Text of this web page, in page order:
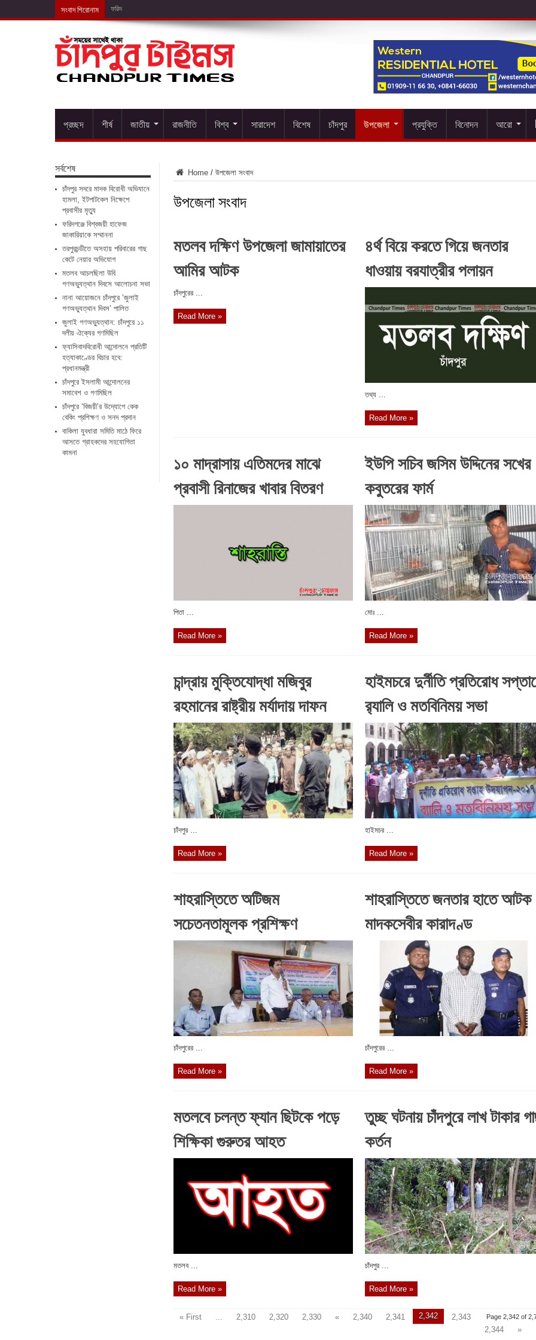
সংবাদ শিরোনাম ফরিদগঞ্জে বিশ্বজয়ী হাফেজ
প্রচ্ছদ শীর্ষ জাতীয় রাজনীতি বিশ্ব সারাদেশ বিশেষ চাঁদপুর উপজেলা প্রযুক্তি বিনোদন আরো
Home / উপজেলা সংবাদ
উপজেলা সংবাদ
মতলব দক্ষিণ উপজেলা জামায়াতের
আমির আটক
চাঁদপুরের ...
Read More »
৪র্থ বিয়ে করতে গিয়ে জনতার
ধাওয়ায় বরযাত্রীর পলায়ন
তথ্য ...
Read More »
১০ মাদ্রাসায় এতিমদের মাঝে
প্রবাসী রিনাজের খাবার বিতরণ
পিতা ...
Read More »
ইউপি সচিব জসিম উদ্দিনের সখের
কবুতরের ফার্ম
মোঃ ...
Read More »
চান্দ্রায় মুক্তিযোদ্ধা মজিবুর
রহমানের রাষ্ট্রীয় মর্যাদায় দাফন
চাঁদপুর ...
Read More »
হাইমচরে দুর্নীতি প্রতিরোধ
র‌্যালি ও মতবিনিময় সভা
হাইমচর ...
Read More »
শাহরাস্তিতে অটিজম
সচেতনতামূলক প্রশিক্ষণ
চাঁদপুরের ...
Read More »
শাহরাস্তিতে জনতার হাতে আটক
মাদকসেবীর কারাদণ্ড
চাঁদপুরের ...
Read More »
মতলবে চলন্ত ফ্যান ছিটকে পড়ে
শিক্ষিকা গুরুতর আহত
মতলব ...
Read More »
তুচ্ছ ঘটনায় চাঁদপুরে লাখ টাকার
কর্তন
চাঁদপুর ...
Read More »
Page 2,342 of
« First ... 2,310 2,320 2,330 « 2,340 2,341 2,342
2,343
2,344
»
সর্বশেষ
চাঁদপুর সদরে মাদক বিরোধী অভিযানে
হামলা, ইটপাটকেল নিক্ষেপে
প্রবাসীর মৃত্যু
ফরিদগঞ্জে বিশ্বজয়ী হাফেজ
জাকারিয়াকে সম্মাননা
তরপুরচন্ডীতে অসহায় পরিবারের গাছ
কেটে নেয়ার অভিযোগ
মতলব আচলছিলা উবি
গণঅভ্যুত্থান দিবসে আলোচনা সভা
নানা আয়োজনে চাঁদপুরে ‘জুলাই
গণঅভ্যুত্থান দিবস’ পালিত
জুলাই গণঅভ্যুত্থান: চাঁদপুরে ১১
দলীয় ঐক্যের গণমিছিল
ফ্যাসিবাদবিরোধী আন্দোলনে প্রতিটি
হত্যাকাণ্ডের বিচার হবে:
প্রধানমন্ত্রী
চাঁদপুরে ইসলামী আন্দোলনের
সমাবেশ ও গণমিছিল
চাঁদপুরে ‘বিজয়ী’র উদ্যোগে কেক
বেকিং প্রশিক্ষণ ও সনদ প্রদান
বাকিলা যুবধারা সমিতি মাঠে ফিরে
আসতে গ্রাহকদের সহযোগিতা
কামনা